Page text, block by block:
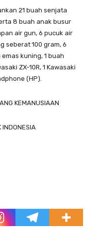
21 buah senjata
8 buah anak busur
air gun, 6 pucuk air
seberat 100 gram, 6
kuning, 1 buah
ZX-10R, 1 Kawasaki
(HP).
KEMANUSIAAN
INDONESIA